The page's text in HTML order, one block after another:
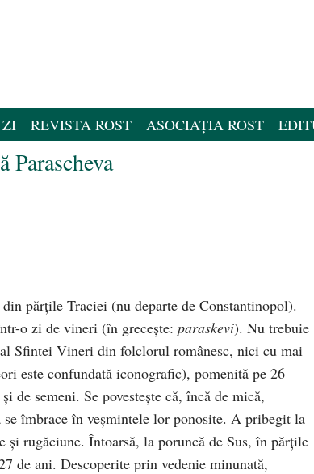
REVISTA ROST ASOCIAȚIA ROST
Parascheva
părțile Traciei (nu departe de Constantinopol).
o zi de vineri (în grecește: paraskevi). Nu trebuie
Sfintei Vineri din folclorul românesc, nici cu mai
este confundată iconografic), pomenită pe 26
de semeni. Se povestește că, încă de mică,
îmbrace în veșmintele lor ponosite. A pribegit la
rugăciune. Întoarsă, la poruncă de Sus, în părțile
de ani. Descoperite prin vedenie minunată,